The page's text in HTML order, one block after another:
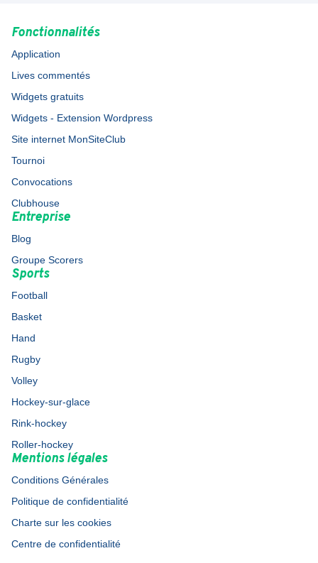
Fonctionnalités
Application
Lives commentés
Widgets gratuits
Widgets - Extension Wordpress
Site internet MonSiteClub
Tournoi
Convocations
Clubhouse
Entreprise
Blog
Groupe Scorers
Sports
Football
Basket
Hand
Rugby
Volley
Hockey-sur-glace
Rink-hockey
Roller-hockey
Mentions légales
Conditions Générales
Politique de confidentialité
Charte sur les cookies
Centre de confidentialité